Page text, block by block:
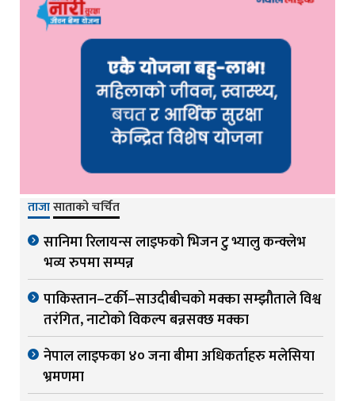
ताजासाताको चर्चित
सानिमा रिलायन्स लाइफको भिजन टु भ्यालु कन्क्लेभ
भव्य रुपमा सम्पन्न
पाकिस्तान–टर्की–साउदीबीचको मक्का सम्झौताले विश्व
तरंगित, नाटोको विकल्प बन्नसक्छ मक्का
नेपाल लाइफका ४० जना बीमा अधिकर्ताहरु मलेसिया
भ्रमणमा